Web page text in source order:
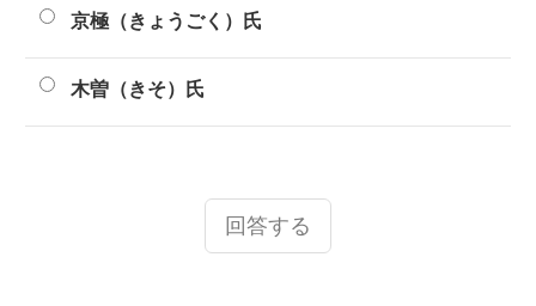
京極（きょうごく）氏
木曽（きそ）氏
回答する